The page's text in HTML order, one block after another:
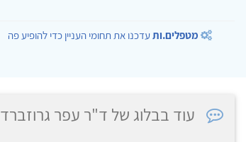
מטפלים.ותעדכנו את תחומי העניין כדי להופיע פה
עוד בבלוג של ד"ר עפר גרוזברד